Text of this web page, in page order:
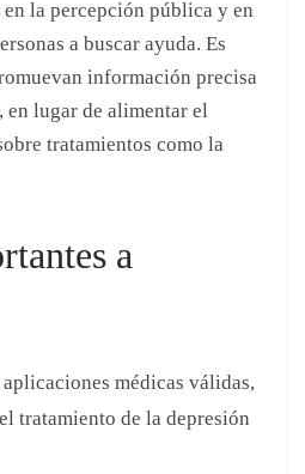
médicas válidas,
tratamiento de la depresión
sobre la ketamina puede
y estigmatización de su
pública y deben ser
constructiva, como las